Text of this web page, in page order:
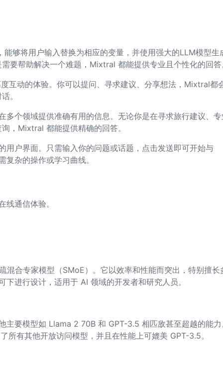
够将用户输入替换为相应的变量，并使用强大的LLM模型生
要帮助解决一个难题，Mixtral 都能提供专业且个性化的回答
互动的体验。你可以提问、寻求建议、分享想法，Mixtral都
。
个领域提供准确有用的信息。无论你是在寻求旅行建议、专
，Mixtral 都能提供精确的回答。
户界面。只需输入你的问题或话题，点击发送即可开始与
杂的操作或学习曲线。
通信体验。
合专家模型（SMoE）。它以效率和性能而突出，特别擅长
进行设计，适用于 AI 领域的开发者和研究人员。
主要模型如 Llama 2 70B 和 GPT-3.5 相匹敌甚至超越的能
有其他开放访问模型，并且在性能上可媲美 GPT-3.5。